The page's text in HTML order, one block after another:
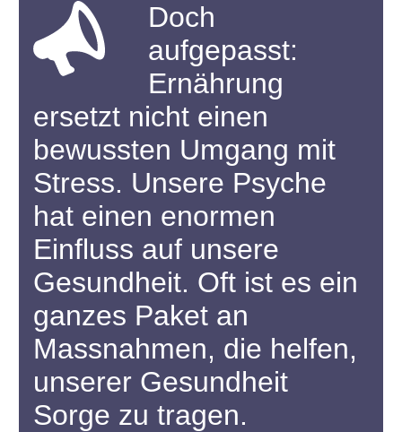
Doch
aufgepasst:
Ernährung
ersetzt nicht einen
bewussten Umgang mit
Stress. Unsere Psyche
hat einen enormen
Einfluss auf unsere
Gesundheit. Oft ist es ein
ganzes Paket an
Massnahmen, die helfen,
unserer Gesundheit
Sorge zu tragen.